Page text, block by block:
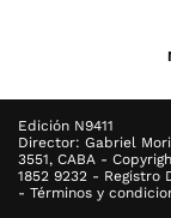
Edición N9411
Director: Gabriel
3551, CABA -
1852 9232 - Registro
- Términos y